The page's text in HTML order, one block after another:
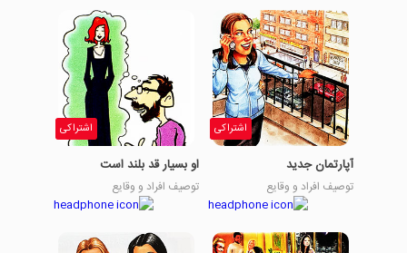
اشتراکی
آپارتمان جدید
توصیف افراد و وقایع
اشتراکی
او بسیار قد بلند است
توصیف افراد و وقایع